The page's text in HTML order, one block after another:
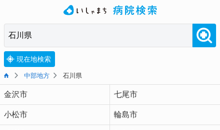
現在地検索
中部地方 石川県
金沢市 七尾市
小松市 輪島市